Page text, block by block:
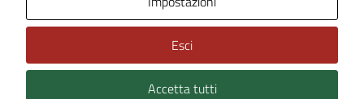
Technical Design s.r.l.
Esci
Accetta tutti